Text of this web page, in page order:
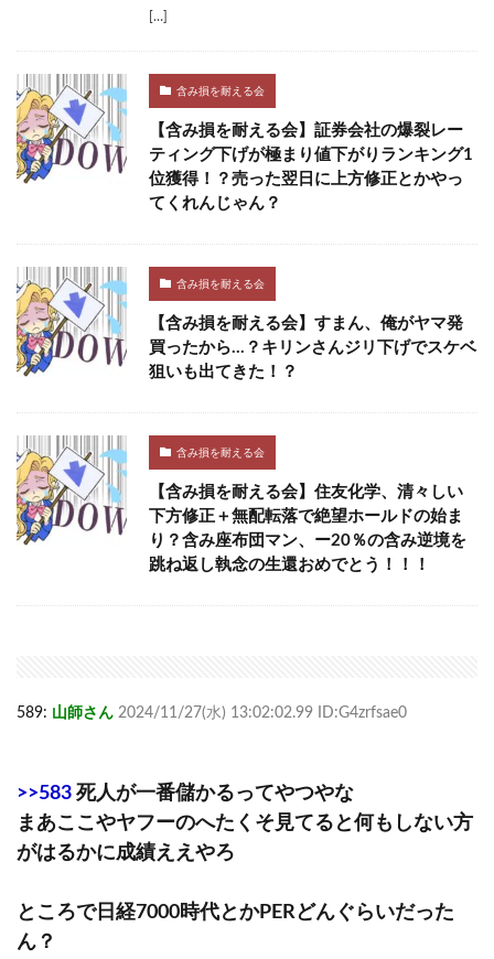
[…]
含み損を耐える会
【含み損を耐える会】証券会社の爆裂レー
ティング下げが極まり値下がりランキング1
位獲得！？売った翌日に上方修正とかやっ
てくれんじゃん？
含み損を耐える会
【含み損を耐える会】すまん、俺がヤマ発
買ったから…？キリンさんジリ下げでスケベ
狙いも出てきた！？
含み損を耐える会
【含み損を耐える会】住友化学、清々しい
下方修正＋無配転落で絶望ホールドの始ま
り？含み座布団マン、ー20％の含み逆境を
跳ね返し執念の生還おめでとう！！！
589: 山師さん 2024/11/27(水) 13:02:02.99 ID:G4zrfsae0
>>583 死人が一番儲かるってやつやな
まあここやヤフーのへたくそ見てると何もしない方
がはるかに成績ええやろ
ところで日経7000時代とかPERどんぐらいだった
ん？